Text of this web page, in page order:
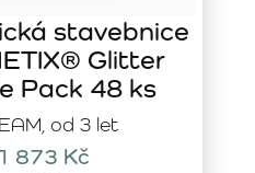
od 3 let
stavebnice
Glitter
Pack 48 ks
1 873 Kč